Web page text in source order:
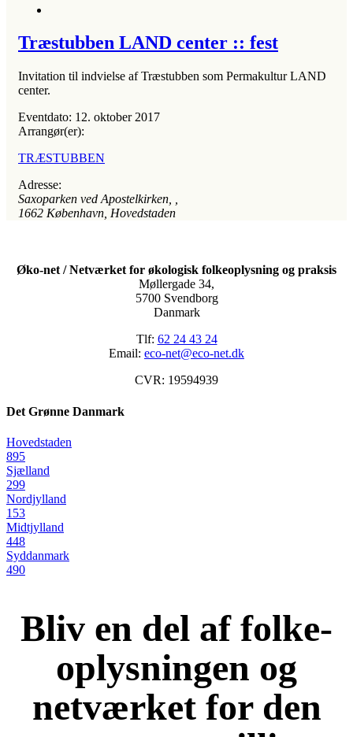
Træstubben LAND center :: fest
Invitation til indvielse af Træstubben som Permakultur LAND
center.
Eventdato: 12. oktober 2017
Arrangør(er):
TRÆSTUBBEN
Adresse:
Saxoparken ved Apostelkirken
1662 København, Hovedstaden
Øko-net / Netværket for økologisk folkeoplysning og praksis
Møllergade 34,
5700 Svendborg
Danmark
Tlf: 62 24 43 24
Email: eco-net@eco-net.dk
CVR: 19594939
Det Grønne Danmark
Hovedstaden
895
Sjælland
299
Nordjylland
153
Midtjylland
448
Syddanmark
490
Bliv en del af folke-
oplysningen og
netværket for den